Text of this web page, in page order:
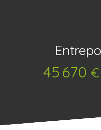
45 670